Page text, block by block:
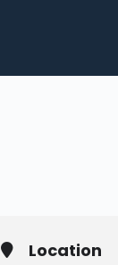
Location